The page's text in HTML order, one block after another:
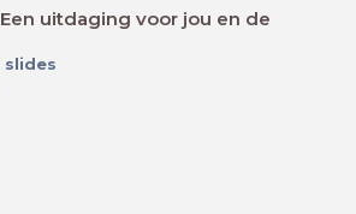
uitdaging voor jou en de
slides